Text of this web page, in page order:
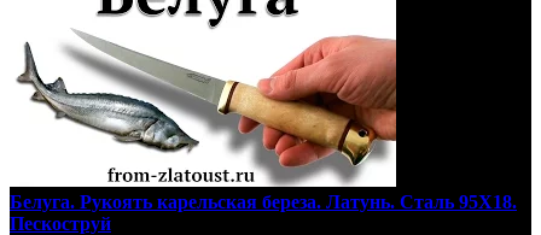
Белуга. Рукоять карельская береза. Латунь. Сталь 95Х18.
Пескоструй